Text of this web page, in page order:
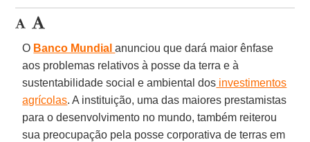
O Banco Mundialanunciou que dará maior ênfase
aos problemas relativos à posse da terra e à
sustentabilidade social e ambiental dos investimentos
agrícolas. A instituição, uma das maiores prestamistas
para o desenvolvimento no mundo, também reiterou
sua preocupação pela posse corporativa de terras em